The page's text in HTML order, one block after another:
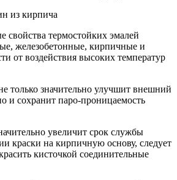
свойства термостойких эмалей
железобетонные, кирпичные и
от воздействия высоких температур
только значительно улучшит внешний
и сохранит паро-проницаемость
увеличит срок службы
краски на кирпичную основу, следует
кисточкой соединительные